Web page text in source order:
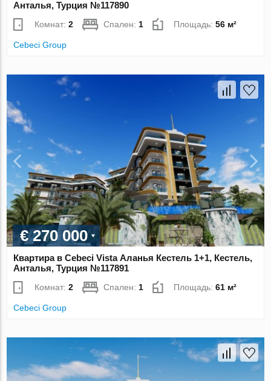
Анталья, Турция №117890
Комнат:2 Спален: 1 Площадь:56 м²
Cebeci Group
€ 270 000
Квартира в Cebeci Vista Аланья Кестель 1+1, Кестель,
Анталья, Турция №117891
Комнат:2 Спален: 1 Площадь:61 м²
Cebeci Group